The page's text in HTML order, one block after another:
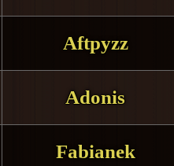
Aftpyzz
Adonis
Fabianek